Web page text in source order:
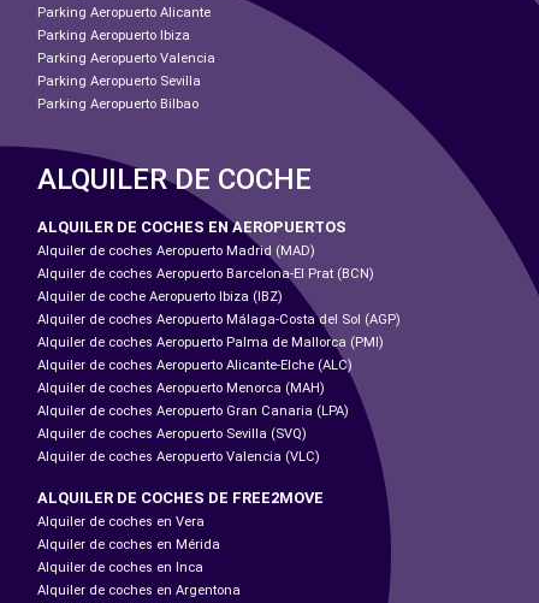
Parking Aeropuerto Alicante
Parking Aeropuerto Ibiza
Parking Aeropuerto Valencia
Parking Aeropuerto Sevilla
Parking Aeropuerto Bilbao
ALQUILER DE COCHE
ALQUILER DE COCHES EN AEROPUERTOS
Alquiler de coches Aeropuerto Madrid (MAD)
Alquiler de coches Aeropuerto Barcelona-El Prat (BCN)
Alquiler de coche Aeropuerto Ibiza (IBZ)
Alquiler de coches Aeropuerto Málaga-Costa del Sol (AGP)
Alquiler de coches Aeropuerto Palma de Mallorca (PMI)
Alquiler de coches Aeropuerto Alicante-Elche (ALC)
Alquiler de coches Aeropuerto Menorca (MAH)
Alquiler de coches Aeropuerto Gran Canaria (LPA)
Alquiler de coches Aeropuerto Sevilla (SVQ)
Alquiler de coches Aeropuerto Valencia (VLC)
ALQUILER DE COCHES DE FREE2MOVE
Alquiler de coches en Vera
Alquiler de coches en Mérida
Alquiler de coches en Inca
Alquiler de coches en Argentona